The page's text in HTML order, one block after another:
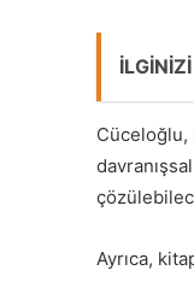
Cüceloğlu,
Ayrıca,